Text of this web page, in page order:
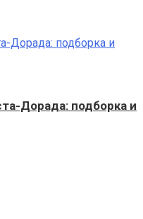
Дорада: подборка и